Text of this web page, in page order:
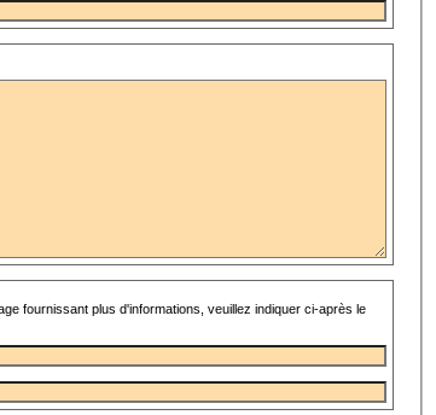
fournissant plus d'informations, veuillez indiquer ci-après le